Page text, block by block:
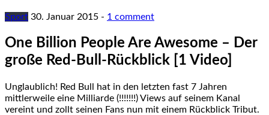
Sport 30. Januar 2015 - 1 comment
One Billion People Are Awesome – Der
große Red-Bull-Rückblick [1 Video]
Unglaublich! Red Bull hat in den letzten fast 7 Jahren
mittlerweile eine Milliarde (!!!!!!!) Views auf seinem Kanal
vereint und zollt seinen Fans nun mit einem Rückblick Tribut.